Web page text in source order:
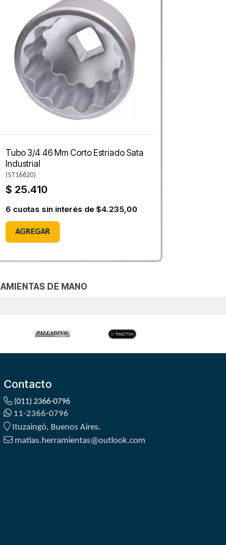
Tubo 3/4 46 Mm Corto Estriado Sata
Industrial
(ST16620)
$ 25.410
6 cuotas sin interés de $4.235,00
AGREGAR
DE MANO
Contacto
(011) 2366-0796
11-2366-0796
Ituzaingó, Buenos Aires.
matias.herramientas@outlook.com